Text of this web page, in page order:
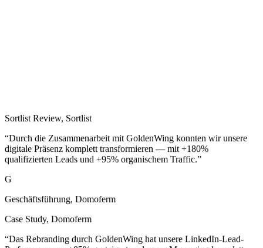
“Durch die Zusammenarbeit mit GoldenWing konnten wir unsere
qualifizierten Leads und +95% organischem Traffic.”
G
Geschäftsführung, Domoferm
Case Study,Domoferm
“Das Rebranding durch GoldenWing hat unsere LinkedIn-Lead-
geschärft.”